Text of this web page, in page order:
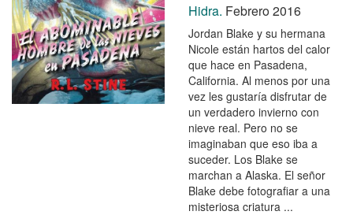
Hidra. Febrero 2016
Jordan Blake y su hermana
Nicole están hartos del calor
que hace en Pasadena,
California. Al menos por una
vez les gustaría disfrutar de
un verdadero invierno con
nieve real. Pero no se
imaginaban que eso iba a
suceder. Los Blake se
marchan a Alaska. El señor
Blake debe fotografiar a una
misteriosa criatura ...